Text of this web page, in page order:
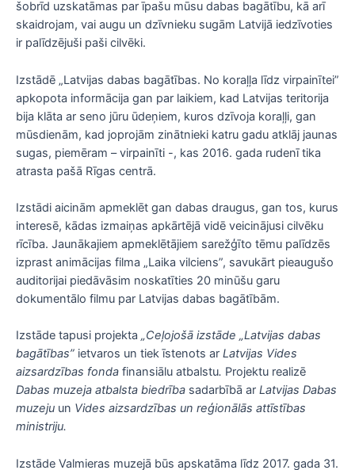
šobrīd uzskatāmas par īpašu mūsu dabas bagātību, kā arī
skaidrojam, vai augu un dzīvnieku sugām Latvijā iedzīvoties
ir palīdzējuši paši cilvēki.
Izstādē „Latvijas dabas bagātības. No koraļļa līdz virpainītei”
apkopota informācija gan par laikiem, kad Latvijas teritorija
bija klāta ar seno jūru ūdeņiem, kuros dzīvoja koraļļi, gan
mūsdienām, kad joprojām zinātnieki katru gadu atklāj jaunas
sugas, piemēram – virpainīti -, kas 2016. gada rudenī tika
atrasta pašā Rīgas centrā.
Izstādi aicinām apmeklēt gan dabas draugus, gan tos, kurus
interesē, kādas izmaiņas apkārtējā vidē veicinājusi cilvēku
rīcība. Jaunākajiem apmeklētājiem sarežģīto tēmu palīdzēs
izprast animācijas filma „Laika vilciens”, savukārt pieaugušo
auditorijai piedāvāsim noskatīties 20 minūšu garu
dokumentālo filmu par Latvijas dabas bagātībām.
Izstāde tapusi projekta „Ceļojošā izstāde „Latvijas dabas
bagātības” ietvaros un tiek īstenots ar Latvijas Vides
aizsardzības fonda finansiālu atbalstu. Projektu realizē
Dabas muzeja atbalsta biedrība sadarbībā ar Latvijas Dabas
muzeju un Vides aizsardzības un reģionālās attīstības
ministriju.
Izstāde Valmieras muzejā būs apskatāma līdz 2017. gada 31.